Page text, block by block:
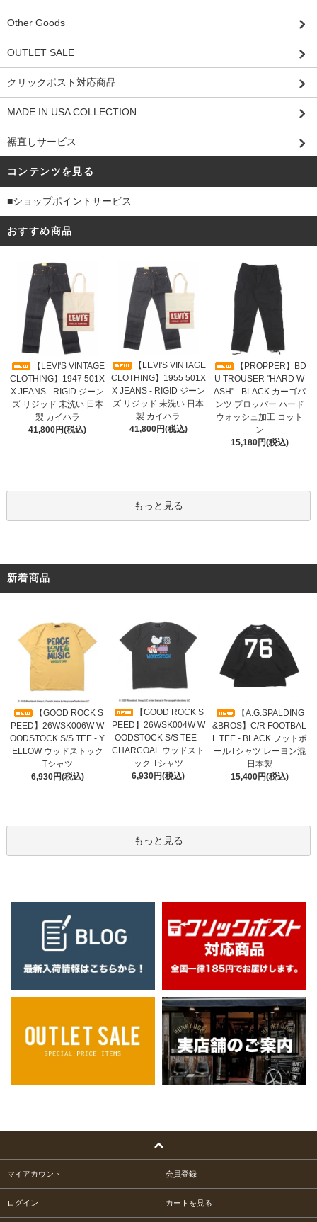
Other Goods
OUTLET SALE
クリックポスト対応商品
MADE IN USA COLLECTION
裾直しサービス
コンテンツを見る
■ショップポイントサービス
おすすめ商品
【LEVI'S VINTAGE
CLOTHING】1947 501X
X JEANS - RIGID ジーン
ズ リジッド 未洗い 日本
製 カイハラ
41,800円(税込)
【LEVI'S VINTAGE
CLOTHING】1955 501X
X JEANS - RIGID ジーン
ズ リジッド 未洗い 日本
製 カイハラ
41,800円(税込)
【PROPPER】BD
U TROUSER "HARD W
ASH" - BLACK カーゴパ
ンツ プロッパー ハード
ウォッシュ加工 コット
ン
15,180円(税込)
もっと見る
新着商品
【GOOD ROCK S
PEED】26WSK006W W
OODSTOCK S/S TEE - Y
ELLOW ウッドストック
Tシャツ
6,930円(税込)
【GOOD ROCK S
PEED】26WSK004W W
OODSTOCK S/S TEE -
CHARCOAL ウッドスト
ック Tシャツ
6,930円(税込)
【A.G.SPALDING
&BROS】C/R FOOTBAL
L TEE - BLACK フットボ
ールTシャツ レーヨン混
日本製
15,400円(税込)
もっと見る
マイアカウント 会員登録
ログイン カートを見る